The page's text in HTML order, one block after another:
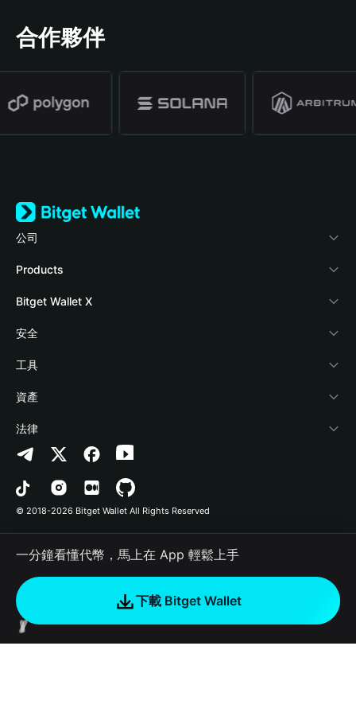
合作夥伴
公司
關於 Bitget Wallet
部落格
學院
加密資訊
幫助中心
‌聯繫我們
品牌資源
工作機會
Products
Crypto Card
Stablecoin Earn
Payfi Crypto
Crypto Swap API
Altcoin Season Index
Prediction Markets
DApp
RWA
如何購買加密貨幣
Bitget Wallet X
開發者文件
連接錢包
Bitget Wallet Pay
合作上架
安全
風險保障基金
安全防護技術
工具
快捷買幣
授權檢測
合約檢測
批次轉帳
資產
Arbitrum
Avalanche
Bitcoin
Polygon
法律
隱私協議
用戶使用協議
© 2018-2026 Bitget Wallet All Rights Reserved
一分鐘看懂代幣，馬上在 App 輕鬆上手
下載 Bitget Wallet